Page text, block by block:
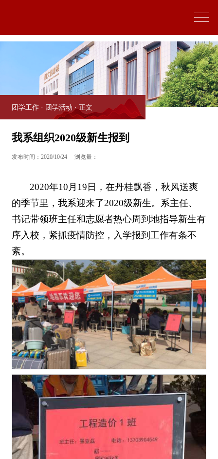
团学工作· 团学活动 · 正文
我系组织2020级新生报到
发布时间：2020/10/24 浏览量：
2020年10月19日，在丹桂飘香，秋风送爽
的季节里，我系迎来了2020级新生。系主任、
书记带领班主任和志愿者热心周到地指导新生有
序入校，紧抓疫情防控，入学报到工作有条不
紊。